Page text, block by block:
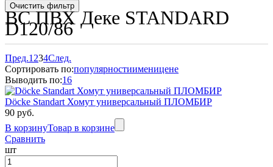
ВС ПВХ Деке STANDARD
D120/86
Пред.1 234След.
Сортировать по:популярностиименицене
Выводить по:16
Döcke Standart Хомут универсальный ПЛОМБИР
90 руб.
В корзинуТовар в корзине
Сравнить
шт